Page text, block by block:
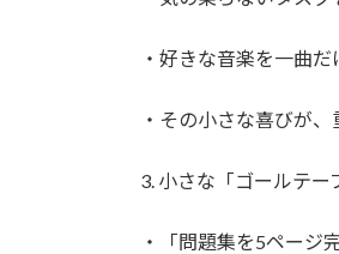
・好きな音楽を一曲
・その小さな喜びが
3. 小さな「ゴールテー
・「問題集を5ページ